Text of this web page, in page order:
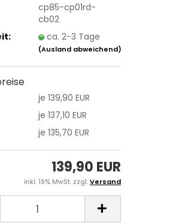
cp85-cp01rd-
cb02
ca. 2-3 Tage
(Ausland abweichend)
je 139,90 EUR
je 137,10 EUR
je 135,70 EUR
139,90 EUR
inkl. 19% MwSt. zzgl.Versand